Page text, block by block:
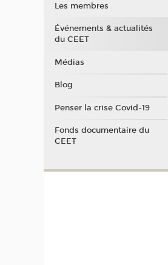
Les membres
Événements & actualités
du CEET
Médias
Blog
Penser la crise Covid-19
Fonds documentaire du
CEET